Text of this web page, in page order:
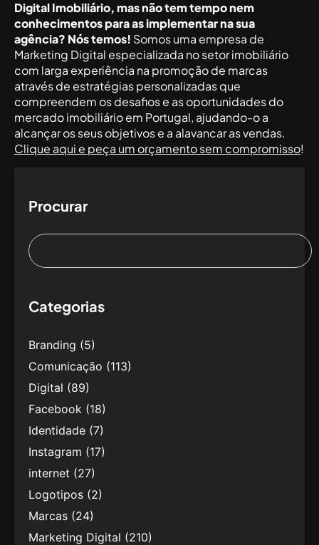
Digital Imobiliário, mas não tem tempo nem
conhecimentos para as implementar na sua
agência? Nós temos! Somos uma empresa de
Marketing Digital especializada no setor imobiliário
com larga experiência na promoção de marcas
através de estratégias personalizadas que
compreendem os desafios e as oportunidades do
mercado imobiliário em Portugal, ajudando-o a
alcançar os seus objetivos e a alavancar as vendas.
Clique aqui e peça um orçamento sem compromisso!
Procurar
Categorias
Branding (5)
Comunicação (113)
Digital (89)
Facebook (18)
Identidade (7)
Instagram (17)
internet (27)
Logotipos (2)
Marcas (24)
Marketing Digital (210)